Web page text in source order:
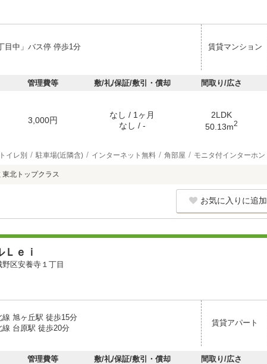
目中」バス停 停歩1分 賃貸マンション
管理費等 敷/礼/保証/敷引・償却 間取り/広さ
3,000円
なし / 1ヶ月
なし / -
2LDK
50.13m2
イレ別 駐車場(近隣含) インターネット無料 角部屋 モニタ付インターホン
北トップクラス
お気に入りに追加
ｅｉ
区安養寺１丁目
旭ヶ丘駅 徒歩15分
台原駅 徒歩20分
賃貸アパート
管理費等 敷/礼/保証/敷引・償却 間取り/広さ